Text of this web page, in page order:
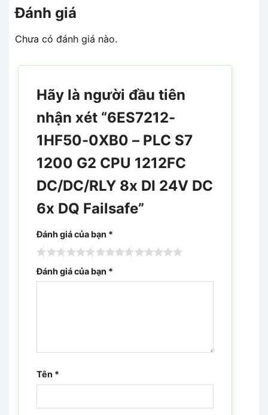
Đánh giá
Chưa có đánh giá nào.
Hãy là người đầu tiên
nhận xét “6ES7212-
1HF50-0XB0 – PLC S7
1200 G2 CPU 1212FC
DC/DC/RLY 8x DI 24V DC
6x DQ Failsafe”
Đánh giá của bạn *
Đánh giá của bạn *
Tên *